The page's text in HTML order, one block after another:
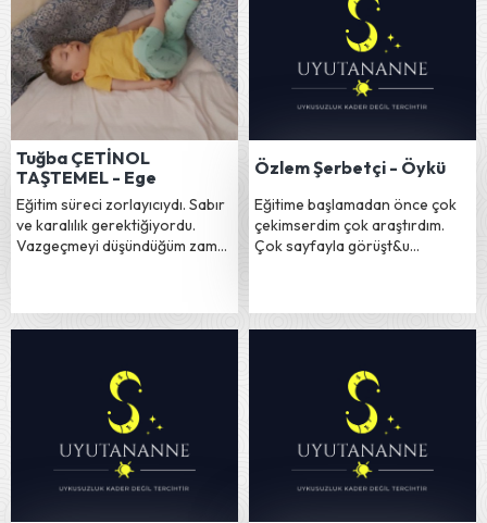
Tuğba ÇETİNOL
TAŞTEMEL - Ege
Eğitim süreci zorlayıcıydı. Sabır
ve karalılık gerektiğiyordu.
Vazgeçmeyi düşündüğüm zam…
Özlem Şerbetçi - Öykü
Eğitime başlamadan önce çok
çekimserdim çok araştırdım.
Çok sayfayla görüşt&u…